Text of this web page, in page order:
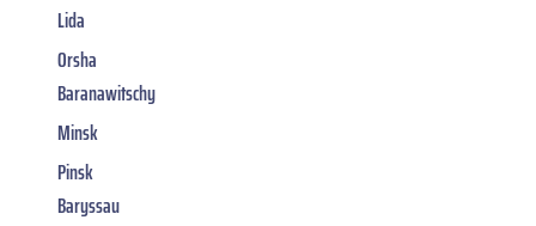
Lida
Orsha
Baranawitschy
Minsk
Pinsk
Baryssau